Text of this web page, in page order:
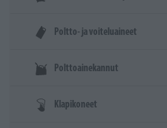
Poltto- ja voiteluaineet
Polttoainekannut
Klapikoneet